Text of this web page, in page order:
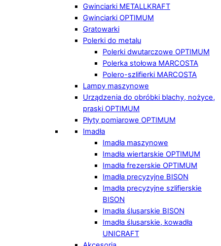
Gwinciarki METALLKRAFT
Gwinciarki OPTIMUM
Gratowarki
Polerki do metalu
Polerki dwutarczowe OPTIMUM
Polerka stołowa MARCOSTA
Polero-szlifierki MARCOSTA
Lampy maszynowe
Urządzenia do obróbki blachy, nożyce,
praski OPTIMUM
Płyty pomiarowe OPTIMUM
Imadła
Imadła maszynowe
Imadła wiertarskie OPTIMUM
Imadła frezerskie OPTIMUM
Imadła precyzyjne BISON
Imadła precyzyjne szlifierskie
BISON
Imadła ślusarskie BISON
Imadła ślusarskie, kowadła
UNICRAFT